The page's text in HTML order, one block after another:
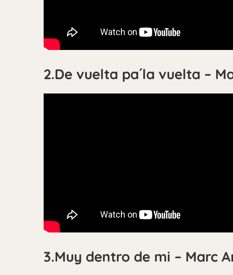
2.De vuelta pa´la vuelta –
3.Muy dentro de mi – Marc